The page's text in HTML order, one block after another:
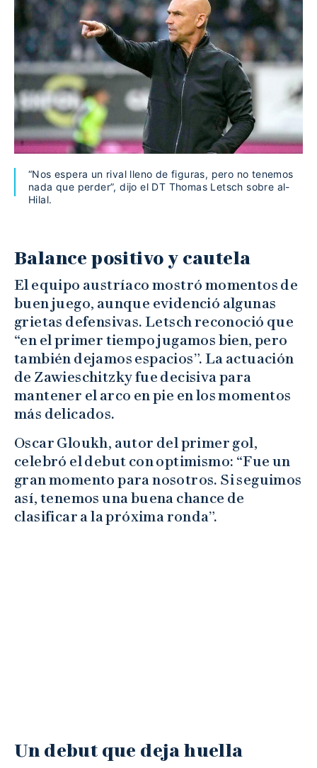
“Nos espera un rival lleno de figuras, pero no tenemos
nada que perder”, dijo el DT Thomas Letsch sobre al-
Hilal.
Balance positivo y cautela
El equipo austríaco mostró momentos de
buen juego, aunque evidenció algunas
grietas defensivas. Letsch reconoció que
“en el primer tiempo jugamos bien, pero
también dejamos espacios”. La actuación
de Zawieschitzky fue decisiva para
mantener el arco en pie en los momentos
más delicados.
Oscar Gloukh, autor del primer gol,
celebró el debut con optimismo: “Fue un
gran momento para nosotros. Si seguimos
así, tenemos una buena chance de
clasificar a la próxima ronda”.
Un debut que deja huella